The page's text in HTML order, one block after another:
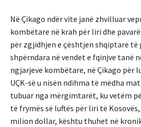
Në Çikago ndër vite janë zhvilluar
kombëtare në krah për liri dhe
për zgjidhjen e çështjen shqiptare të
shpërndara në vendet e fqinjve tanë
ngjarjeve kombëtare, në Çikago për
UÇK-së u nisën ndihma të mëdha
tubuar nga mërgimtarët, ku vetëm
të frymës së luftës për liri të
milion dollar, kështu thuhet në